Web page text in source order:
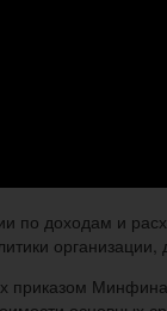
по доходам и
приказом